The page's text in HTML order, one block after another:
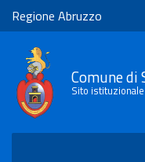
Regione Abruzzo
Comune di
Sito istituzionale